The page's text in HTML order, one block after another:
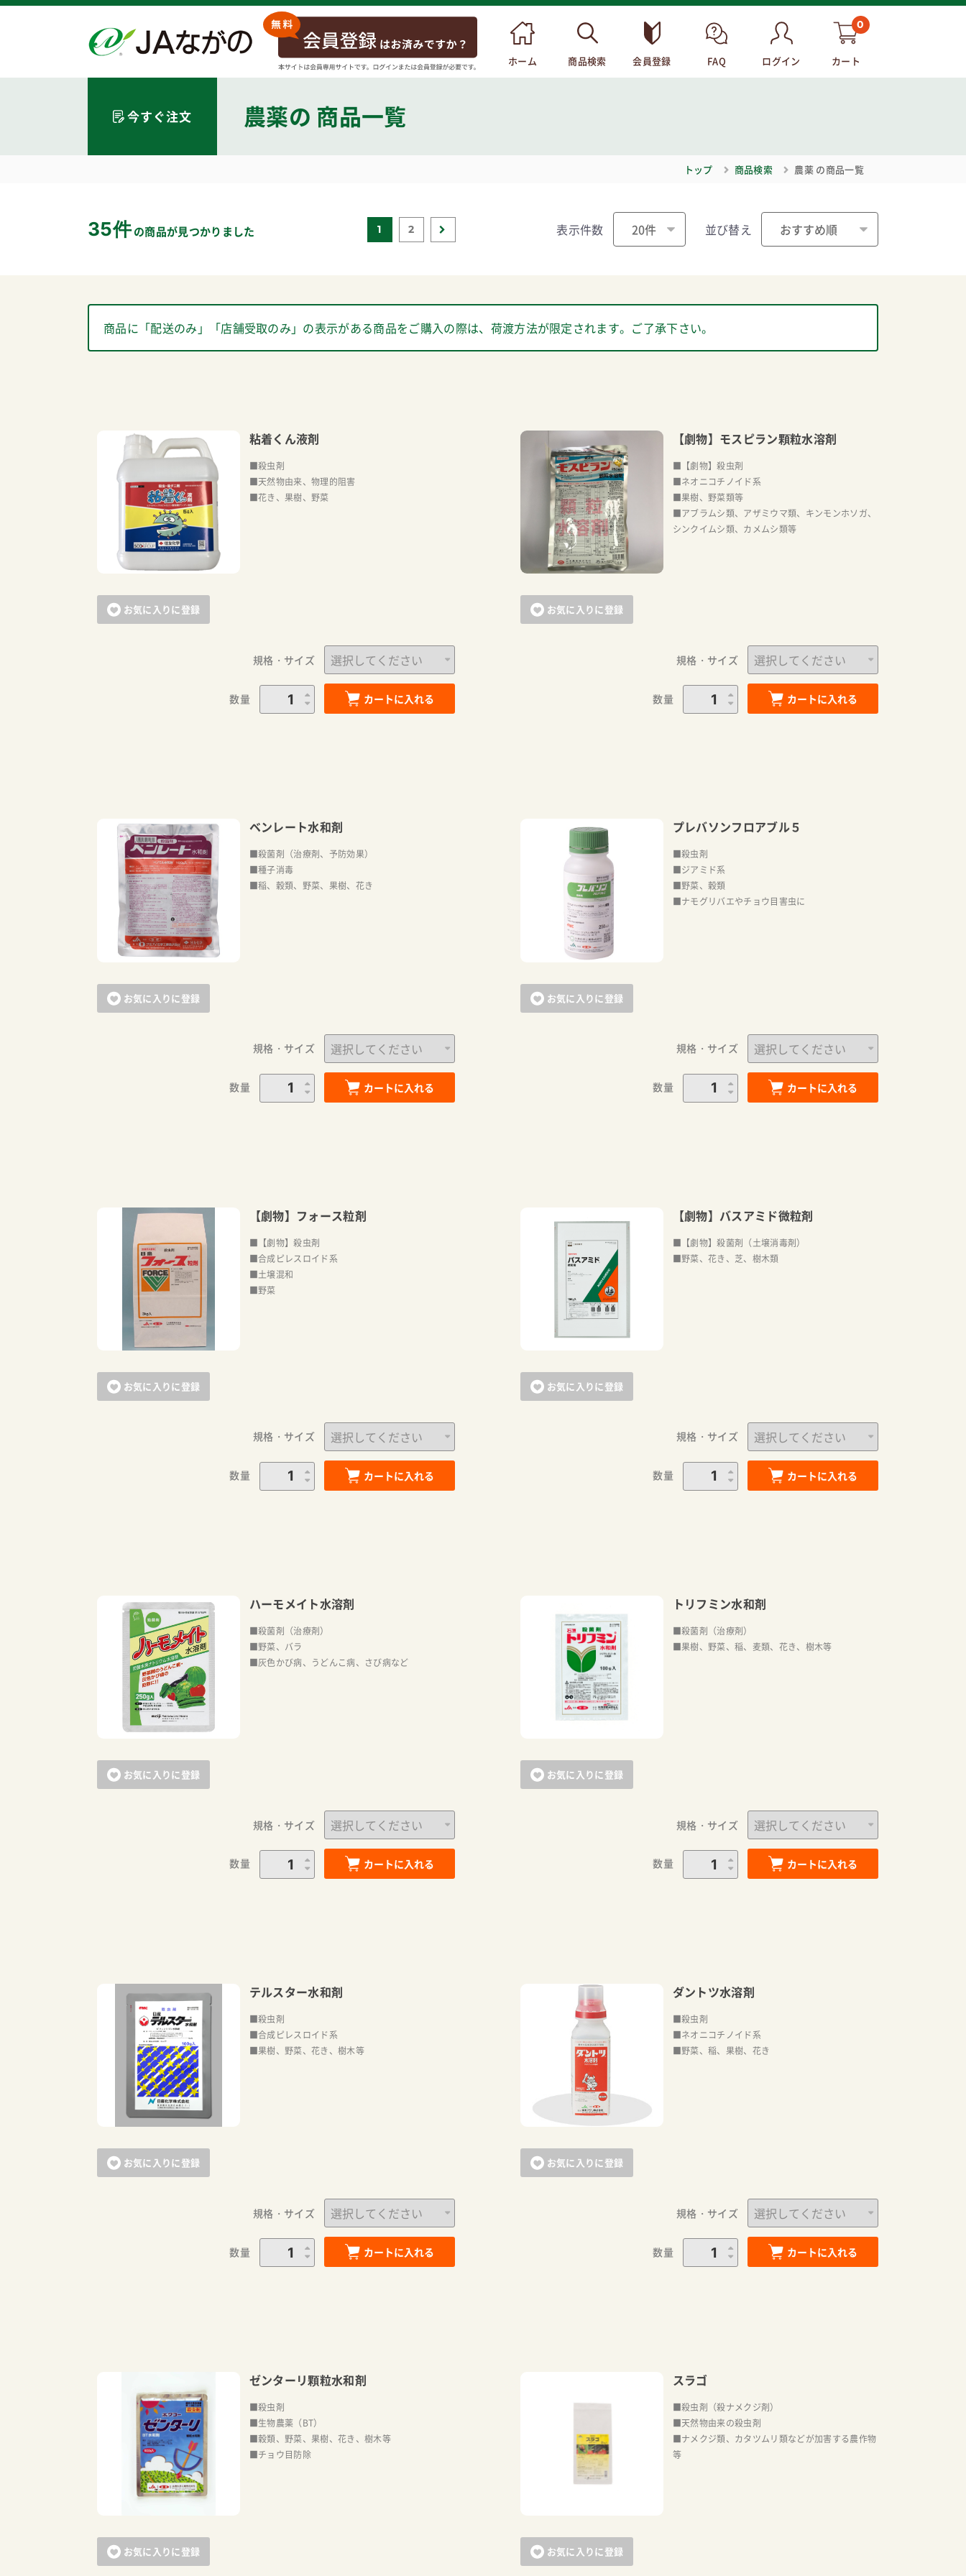
ホーム 商品検索 会員登録 FAQ ログイン
0
カート
今すぐ注文 農薬の 商品一覧
トップ 商品検索 農薬 の商品一覧
35件の商品が見つかりました 1 2 表示件数 並び替え
商品に「配送のみ」「店舗受取のみ」の表示がある商品をご購入の際は、荷渡方法が限定されます。ご了承下さい。
お気に入りに登録
粘着くん液剤
■殺虫剤
■天然物由来、物理的阻害
■花き、果樹、野菜
規格・サイズ
数量 カートに入れる
お気に入りに登録
【劇物】モスピラン顆粒水溶剤
■【劇物】殺虫剤
■ネオニコチノイド系
■果樹、野菜類等
■アブラムシ類、アザミウマ類、キンモンホソガ、
シンクイムシ類、カメムシ類等
規格・サイズ
数量 カートに入れる
お気に入りに登録
ベンレート水和剤
■殺菌剤（治療剤、予防効果）
■種子消毒
■稲、穀類、野菜、果樹、花き
規格・サイズ
数量 カートに入れる
お気に入りに登録
プレバソンフロアブル５
■殺虫剤
■ジアミド系
■野菜、穀類
■ナモグリバエやチョウ目害虫に
規格・サイズ
数量 カートに入れる
お気に入りに登録
【劇物】フォース粒剤
■【劇物】殺虫剤
■合成ピレスロイド系
■土壌混和
■野菜
規格・サイズ
数量 カートに入れる
お気に入りに登録
【劇物】バスアミド微粒剤
■【劇物】殺菌剤（土壌消毒剤）
■野菜、花き、芝、樹木類
規格・サイズ
数量 カートに入れる
お気に入りに登録
ハーモメイト水溶剤
■殺菌剤（治療剤）
■野菜、バラ
■灰色かび病、うどんこ病、さび病など
規格・サイズ
数量 カートに入れる
お気に入りに登録
トリフミン水和剤
■殺菌剤（治療剤）
■果樹、野菜、稲、麦類、花き、樹木等
規格・サイズ
数量 カートに入れる
お気に入りに登録
テルスター水和剤
■殺虫剤
■合成ピレスロイド系
■果樹、野菜、花き、樹木等
規格・サイズ
数量 カートに入れる
お気に入りに登録
ダントツ水溶剤
■殺虫剤
■ネオニコチノイド系
■野菜、稲、果樹、花き
規格・サイズ
数量 カートに入れる
お気に入りに登録
ゼンターリ顆粒水和剤
■殺虫剤
■生物農薬（BT）
■穀類、野菜、果樹、花き、樹木等
■チョウ目防除
お気に入りに登録
スラゴ
■殺虫剤（殺ナメクジ剤）
■天然物由来の殺虫剤
■ナメクジ類、カタツムリ類などが加害する農作物
等
カートへ進む